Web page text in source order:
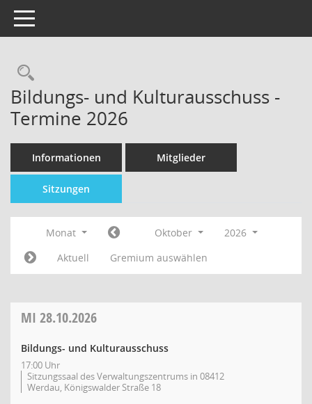
Toggle navigation
Bildungs- und Kulturausschuss -
Termine 2026
Informationen Mitglieder
Sitzungen
Monat Oktober
2026
Aktuell
Gremium auswählen
MI 28.10.2026
Bildungs- und Kulturausschuss
17:00 Uhr
Sitzungssaal des Verwaltungszentrums in 08412
Werdau, Königswalder Straße 18